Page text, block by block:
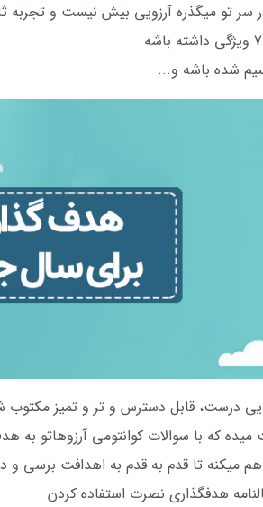
سر تو میگذره آرزویی بیش نیست و تجربه
شده باشه و...
درست، قابل دسترس و تر و تمیز مکتوب
میده که با سوالات کوانتومی آرزوهاتو
میکنه تا قدم به قدم به اهدافت برسی و